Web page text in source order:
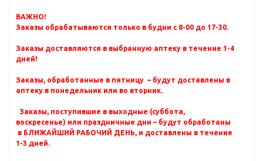
ВАЖНО!
Заказы обрабатываются только в будни с 8-00 до 17-30.
Заказы доставляются в выбранную аптеку в течение 1-4
дней!
Заказы, обработанные в пятницу – будут доставлены в
аптеку в понедельник или во вторник.
Заказы, поступившие в выходные (суббота,
воскресенье) или праздничные дни – будут обработаны
в БЛИЖАЙШИЙ РАБОЧИЙ ДЕНЬ, и доставлены в течение
1-3 дней.